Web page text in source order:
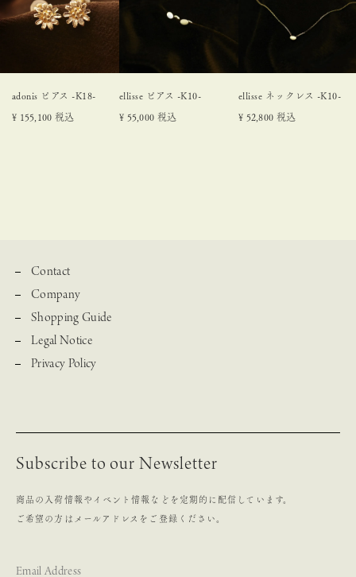
adonis ピアス -K18-
¥ 155,100 税込
ellisse ピアス -K10-
¥ 55,000 税込
ellisse ネックレス -K10-
¥ 52,800 税込
Subscribe to our Newsletter
商品の入荷情報やイベント情報などを定期的に配信しています。
ご希望の方はメールアドレスをご登録ください。
Contact
Company
Shopping Guide
Legal Notice
Privacy Policy